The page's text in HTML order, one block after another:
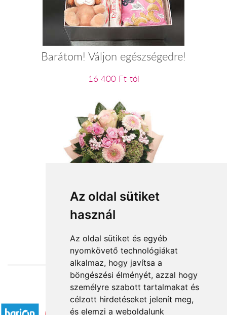
Az oldal sütiket
használ
Az oldal sütiket és egyéb
nyomkövető technológiákat
alkalmaz, hogy javítsa a
böngészési élményét, azzal hogy
személyre szabott tartalmakat és
célzott hirdetéseket jelenít meg,
és elemzi a weboldalunk
Barátom! Váljon egészségedre!
16 400 Ft-tól
Fantázia - rózsaszín szezoncsokor
Elfogadott fizetési módok